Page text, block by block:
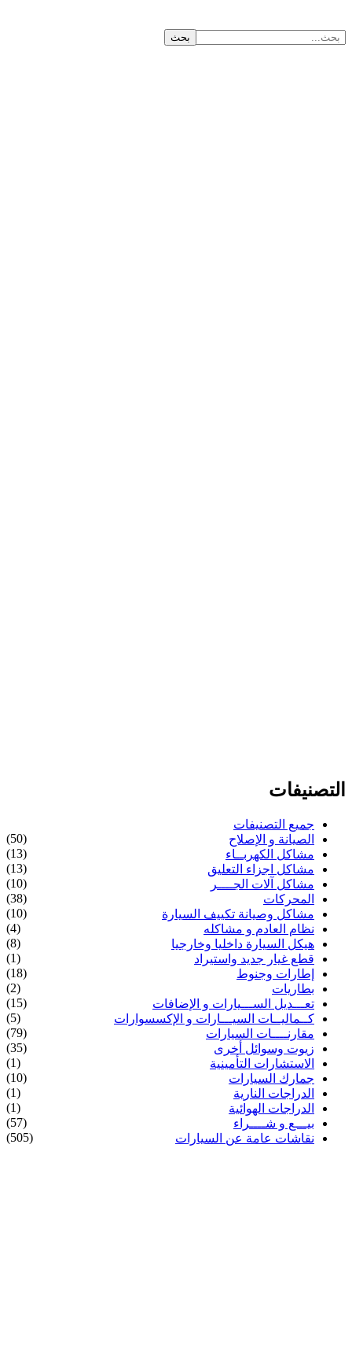
التصنيفات
جميع التصنيفات
الصيانة و الإصلاح
(50)
مشاكل الكهربــاء
(13)
مشاكل اجزاء التعليق
(13)
مشاكل آلات الجــــر
(10)
المحركات
(38)
مشاكل وصيانة تكييف السيارة
(10)
نظام العادم و مشاكله
(4)
هيكل السيارة داخليا وخارجيا
(8)
قطع غيار جديد واستيراد
(1)
إطارات وجنوط
(18)
بطاريات
(2)
تعـــديل الســـيارات و الإضافات
(15)
كــماليــات السيـــارات و الإكسسوارات
(5)
مقارنــــات السيارات
(79)
زيوت وسوائل أخرى
(35)
الاستشارات التأمينية
(1)
جمارك السيارات
(10)
الدراجات النارية
(1)
الدراجات الهوائية
(1)
بيـــع و شــــراء
(57)
نقاشات عامة عن السيارات
(505)